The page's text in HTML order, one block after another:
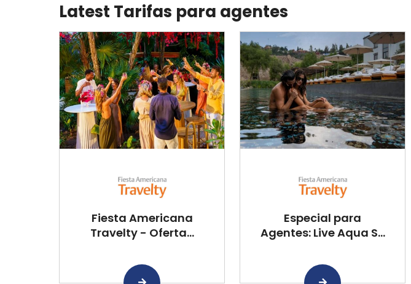
Latest Tarifas para agentes
Fiesta Americana
Travelty - Oferta...
Especial para
Agentes: Live Aqua S...